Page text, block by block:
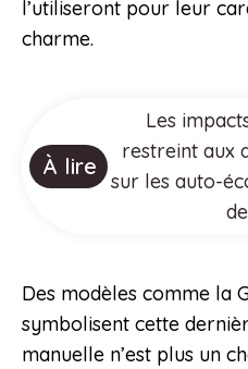
l’utiliseront pour leur
charme.
À lire
Les
restreint aux
sur les auto-
Des modèles comme la
symbolisent cette
manuelle n’est plus un